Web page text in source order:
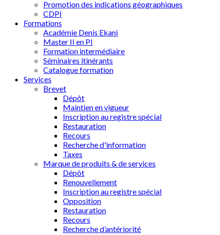
Promotion des indications géographiques
CDPI
Formations
Académie Denis Ekani
Master II en PI
Formation intermédiaire
Séminaires itinérants
Catalogue formation
Services
Brevet
Dépôt
Maintien en vigueur
Inscription au registre spécial
Restauration
Recours
Recherche d'information
Taxes
Marque de produits & de services
Dépôt
Renouvellement
Inscription au registre spécial
Opposition
Restauration
Recours
Recherche d’antériorité